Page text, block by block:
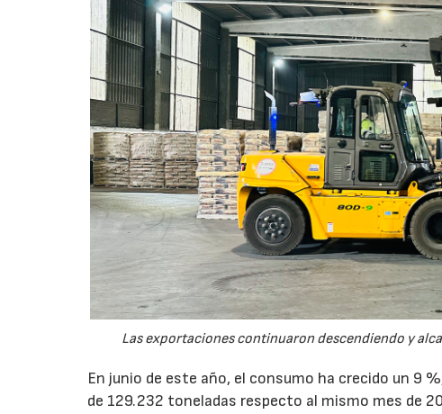
Las exportaciones continuaron descendiendo y
En junio de este año, el consumo ha crecido un 9
de 129.232 toneladas respecto al mismo mes de